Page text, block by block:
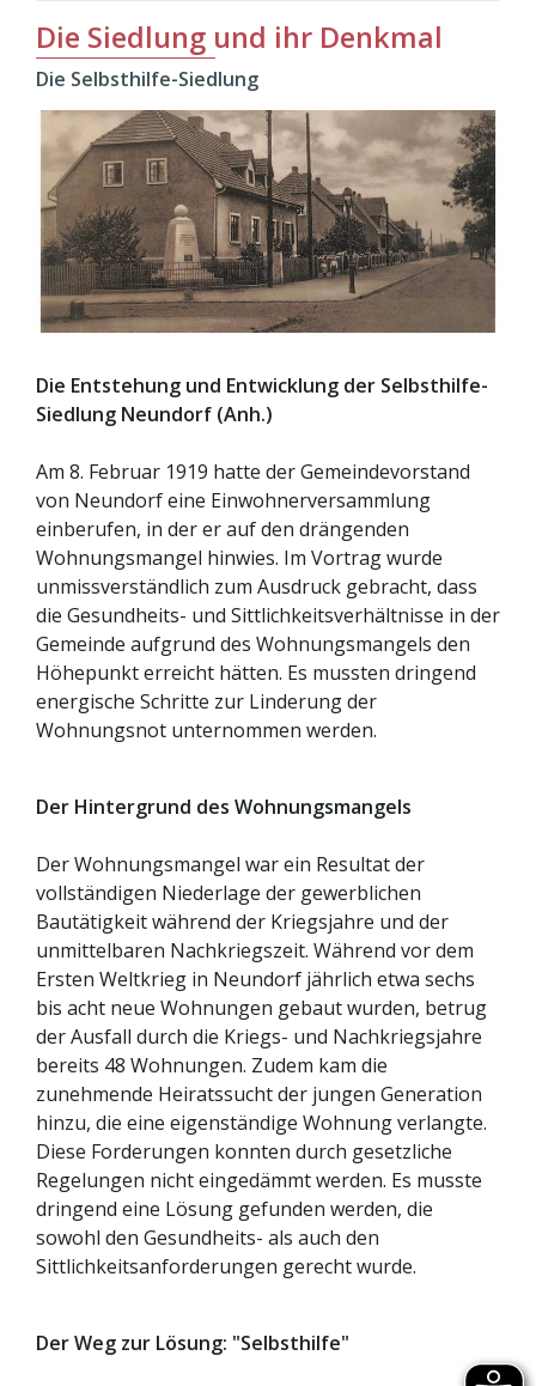
Die Siedlung und ihr Denkmal
Die Selbsthilfe-Siedlung
Die Entstehung und Entwicklung der Selbsthilfe-
Siedlung Neundorf (Anh.)
Am 8. Februar 1919 hatte der Gemeindevorstand
von Neundorf eine Einwohnerversammlung
einberufen, in der er auf den drängenden
Wohnungsmangel hinwies. Im Vortrag wurde
unmissverständlich zum Ausdruck gebracht, dass
die Gesundheits- und Sittlichkeitsverhältnisse in der
Gemeinde aufgrund des Wohnungsmangels den
Höhepunkt erreicht hätten. Es mussten dringend
energische Schritte zur Linderung der
Wohnungsnot unternommen werden.
Der Hintergrund des Wohnungsmangels
Der Wohnungsmangel war ein Resultat der
vollständigen Niederlage der gewerblichen
Bautätigkeit während der Kriegsjahre und der
unmittelbaren Nachkriegszeit. Während vor dem
Ersten Weltkrieg in Neundorf jährlich etwa sechs
bis acht neue Wohnungen gebaut wurden, betrug
der Ausfall durch die Kriegs- und Nachkriegsjahre
bereits 48 Wohnungen. Zudem kam die
zunehmende Heiratssucht der jungen Generation
hinzu, die eine eigenständige Wohnung verlangte.
Diese Forderungen konnten durch gesetzliche
Regelungen nicht eingedämmt werden. Es musste
dringend eine Lösung gefunden werden, die
sowohl den Gesundheits- als auch den
Sittlichkeitsanforderungen gerecht wurde.
Der Weg zur Lösung: "Selbsthilfe"